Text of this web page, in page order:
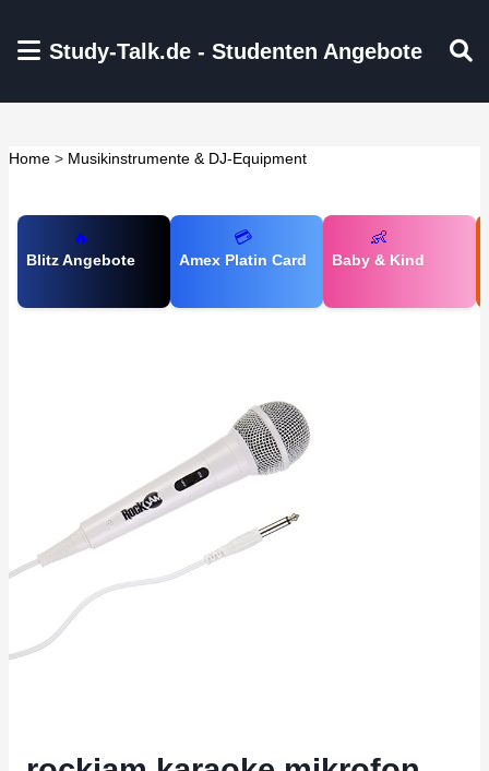
Study-Talk.de - Studenten Angebote
Home > Musikinstrumente & DJ-Equipment
🔥
Blitz Angebote
💳
Amex Platin Card
👶
Baby & Kind